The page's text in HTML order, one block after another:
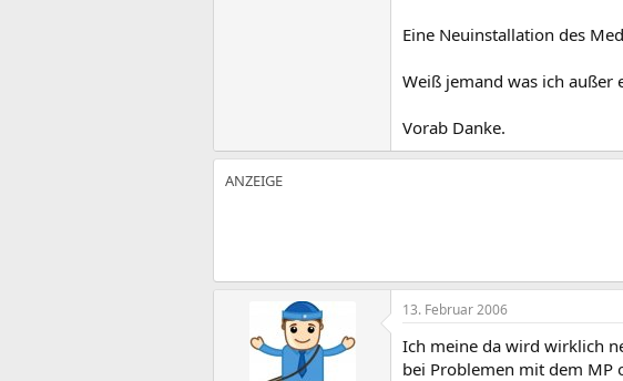
Eine Neuinstallation des
Weiß jemand was ich außer
Vorab Danke.
13. Februar 2006
Ich meine da wird wirklich
bei Problemen mit dem MP